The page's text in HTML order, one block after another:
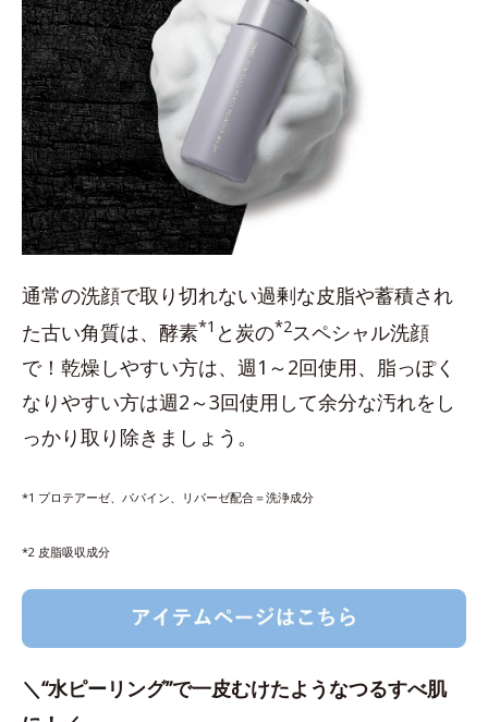
通常の洗顔で取り切れない過剰な皮脂や蓄積され
た古い角質は、酵素*1 と炭の*2 スペシャル洗顔
で！乾燥しやすい方は、週1～2回使用、脂っぽく
なりやすい方は週2～3回使用して余分な汚れをし
っかり取り除きましょう。
*1 プロテアーゼ、パパイン、リパーゼ配合＝洗浄成分
*2 皮脂吸収成分
＼“水ピーリング”で一皮むけたようなつるすべ肌